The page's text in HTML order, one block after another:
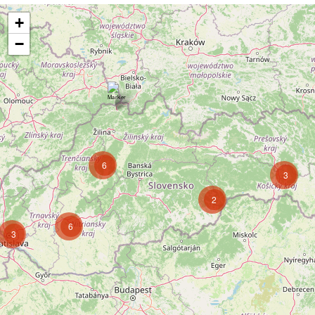
2
3
3
6
6
+
−